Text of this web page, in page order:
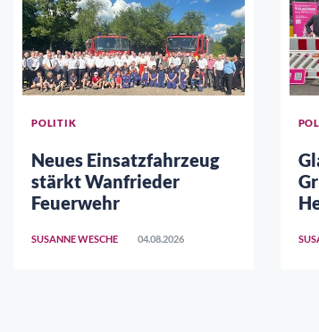
POLITIK
Neues Einsatzfahrzeug
stärkt Wanfrieder
Feuerwehr
SUSANNE WESCHE 04.08.2026